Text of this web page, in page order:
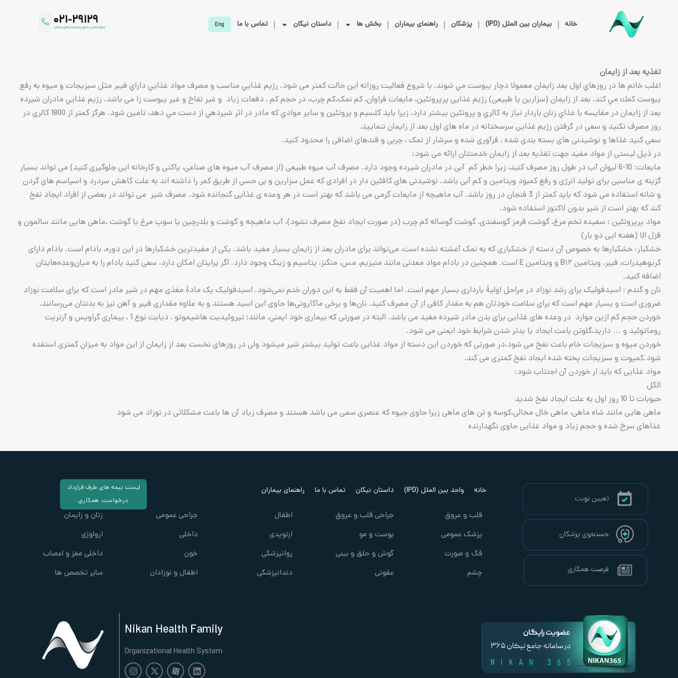
خانه بیماران بین الملل (IPD) پزشکان راهنمای بیماران بخش ها داستان نیکان تماس با ما
تغذیه بعد از زایمان
اغلب خانم ها در روزهاي اول بعد زايمان معمولا دچار يبوست مي شوند. با شروع فعاليت روزانه اين حالت کمتر می شود. رژيم غذايي مناسب و مصرف مواد غذايي داراي فيبر مثل سبزيجات و ميوه به رفع
يبوست كمك مي كند. بعد از زایمان (سزارین یا طبیعی) رژیم غذایی پرپروتئین، مایعات فراوان، کم نمک،کم چرب، در حجم کم ، دفعات زیاد و غیر نفاخ و غیر یبوست زا می باشد. رژيم غذايي مادران شيرده
بعد از زايمان در مقايسه با غذاي زنان باردار نياز به كالري و پروتئين بیشتر دارد، زيرا بايد كلسيم و پروتئين و ساير موادي كه مادر در اثر شيردهي از دست مي دهد، تامين شود. هرگز کمتر از 1800 کالری در
روز مصرف نکنید و سعی در گرفتن رژیم غذایی سرسختانه در ماه های اول بعد از زایمان ننمایید.
سعی کنید غذاها و نوشیدنی های بسته بندی شده ، فرآوری شده و سرشار از نمک ، چربی و قندهای اضافی را محدود کنید.
در ذیل لیستی از مواد مفید جهت تغذیه بعد از زایمان خدمتتان ارائه می شود:
مایعات: 10-6 لیوان آب در طول روز مصرف کنید، زیرا خطر کم آبی در مادران شیرده وجود دارد. مصرف آب میوه طبیعی (از مصرف آب میوه های صناعی، پاکتی و کارخانه ایی جلوگیری کنید) می تواند بسیار
گزینه ی مناسبی برای تولید انرژی و رفع کمبود ویتامین و کم آبی باشد. نوشیدنی های کافئین دار در افرادی که عمل سزارین و بی حسی از طریق کمر را داشته اند به علت کاهش سردرد و اسپاسم های گردن
و شانه استفاده می شود که باید کمتر از 3 فنجان در روز باشد. آب ماهیچه از مایعات گرمی می باشد که بهتر است در هر وعده ی غذایی گنجانده شود. مصرف شیر می تواند در بعضی از افراد ایجاد نفخ
کند که بهتر است از شیر بدون لاکتوز استفاده شود.
مواد پرپروتئین : سفیده تخم مرغ، گوشت قرمز گوسفندی، گوشت گوساله کم چرب (در صورت ایجاد نفخ مصرف نشود)، آب ماهیچه و گوشت و بلدرچین یا سوپ مرغ یا گوشت ،ماهی هایی مانند سالمون و
قزل الا (هفته ایی دو بار)
خشکبار: خشکبارها به خصوص آن دسته از خشکباری که به نمک آغشته نشده است، می‌تواند برای مادران بعد از زایمان بسیار مفید باشد. یکی از مفیدترین خشکبار‌ها در این دوره، بادام است. بادام دارای
کربوهیدرات، فیبر، ویتامین B۱۲ و ویتامین E است. همچنین در بادام مواد معدنی مانند منیزیم، مس، منگنز، پتاسیم و زینک وجود دارد. اگر برایتان امکان دارد، سعی کنید بادام را به میان‌وعد‌ه‌هایتان
اضافه کنید.
نان و گندم : اسید‌فولیک برای رشد نوزاد در مراحل اولیۀ بارداری بسیار مهم است. اما اهمیت آن فقط به این دوران ختم نمی‌شود. اسید‌فولیک یک مادۀ مغذی مهم در شیر مادر است که برای سلامت نوزاد
ضروری است و بسیار مهم است که برای سلامت خودتان هم به مقدار کافی از آن مصرف کنید. نان‌ها و برخی ماکارونی‌ها حاوی این اسید هستند و به علاوه مقداری فیبر و آهن نیز به بدنتان می‌رسانند.
خوردن حجم کم ازین موارد در وعده های غذایی برای بدن مادر شیرده مفید می باشد. البته در صورتی که بیماری خود ایمنی، مانند: تیروئیدیت هاشیموتو ، دیابت نوع 1 ، بیماری گراویس و آرتریت
روماتوئید و … دارید،گلوتن باعث ایجاد یا بدتر شدن شرایط خود ایمنی می شود.
خوردن میوه و سبزیجات خام باعث نفخ می شود،در صورتی که خوردن این دسته از مواد غذایی باعث تولید بیشتر شیر میشود ولی در روزهای نخست بعد از زایمان از این مواد به میزان کمتری استفده
شود.کمپوت و سبزیجات پخته شده ایجاد نفخ کمتری می کند.
مواد غذایی که باید ار خوردن آن اجتناب شود:
الکل
حبوبات تا 10 روز اول به علت ایجاد نفخ شدید
ماهی هایی مانند شاه ماهی، ماهی خال مخالی،کوسه و تن های ماهی زیرا حاوی جیوه که عنصری سمی می باشد هستند و مصرف زیاد آن ها باعث مشکلاتی در نوزاد می شود
غذاهای سرخ شده و حجم زیاد و مواد غذایی حاوی نگهدارنده
خانه واحد بین الملل (IPD) داستان نیکان تماس با ما راهنمای بیماران
لیست بیمه های طرف قرارداد
درخواست همکاری
قلب و عروق
پزشک عمومی
فک و صورت
چشم
جراحی قلب و عروق
پوست و مو
گوش و حلق و بینی
عفونی
اطفال
ارتوپدی
روانپزشکی
دندانپزشکی
جراحی عمومی
داخلی
خون
اطفال و نوزادان
زنان و زایمان
ارولوژی
داخلی مغز و اعصاب
سایر تخصص ها
Nikan Health Family
Organizational Health System